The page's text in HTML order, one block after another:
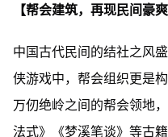
【帮会建筑，再现民间豪爽
中国古代民间的结社之风
侠游戏中，帮会组织更是
万仞绝岭之间的帮会领地
法式》《梦溪笔谈》等古